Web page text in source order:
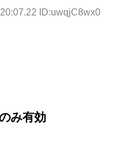
ID:uwqjC8wx0
み有効